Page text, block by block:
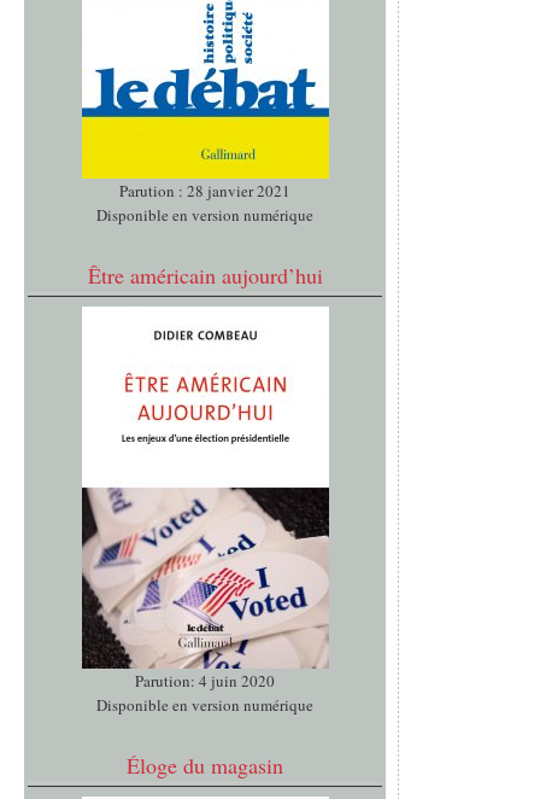
Parution : 28 janvier 2021
Disponible en version numérique
Être américain aujourd’hui
Parution: 4 juin 2020
Disponible en version numérique
Éloge du magasin